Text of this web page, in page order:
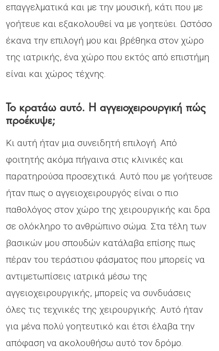
επαγγελματικά και με την μουσική, κάτι που με
γοήτευε και εξακολουθεί να με γοητεύει. Ωστόσο
έκανα την επιλογή μου και βρέθηκα στον χώρο
της ιατρικής, ένα χώρο που εκτός από επιστήμη
είναι και χώρος τέχνης.
Το κρατάω αυτό. Η αγγειοχειρουργική πώς
προέκυψε;
Κι αυτή ήταν μια συνειδητή επιλογή. Από
φοιτητής ακόμα πήγαινα στις κλινικές και
παρατηρούσα προσεχτικά. Αυτό που με γοήτευσε
ήταν πως ο αγγειοχειρουργός είναι ο πιο
παθολόγος στον χώρο της χειρουργικής και δρα
σε ολόκληρο το ανθρώπινο σώμα. Στα τέλη των
βασικών μου σπουδών κατάλαβα επίσης πως
πέραν του τεράστιου φάσματος που μπορείς να
αντιμετωπίσεις ιατρικά μέσω της
αγγειοχειρουργικής, μπορείς να συνδυάσεις
όλες τις τεχνικές της χειρουργικής. Αυτό ήταν
για μένα πολύ γοητευτικό και έτσι έλαβα την
απόφαση να ακολουθήσω αυτό τον δρόμο.